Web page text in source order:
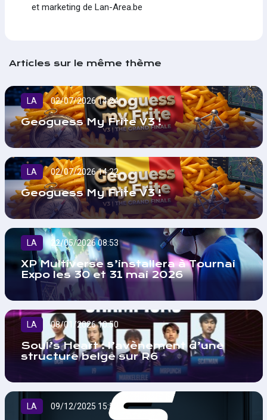
et marketing de Lan-Area.be
Articles sur le même thème
LA 02/07/2026 14:24
Geoguess My Frite V3 !
LA 02/07/2026 14:22
Geoguess My Frite V3 !
LA 22/05/2026 08:53
XP Multiverse s’installera à Tournai
Expo les 30 et 31 mai 2026
LA 08/01/2026 10:50
Soul’s Heart : l’avènement d’une
structure belge sur R6
LA 09/12/2025 15:52